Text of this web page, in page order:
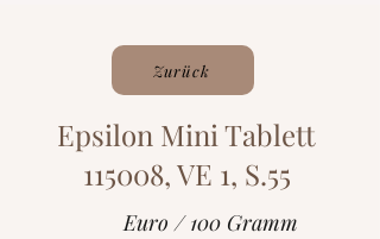
Zurück
Epsilon Mini Tablett
115008, VE 1, S.55
Euro / 100 Gramm